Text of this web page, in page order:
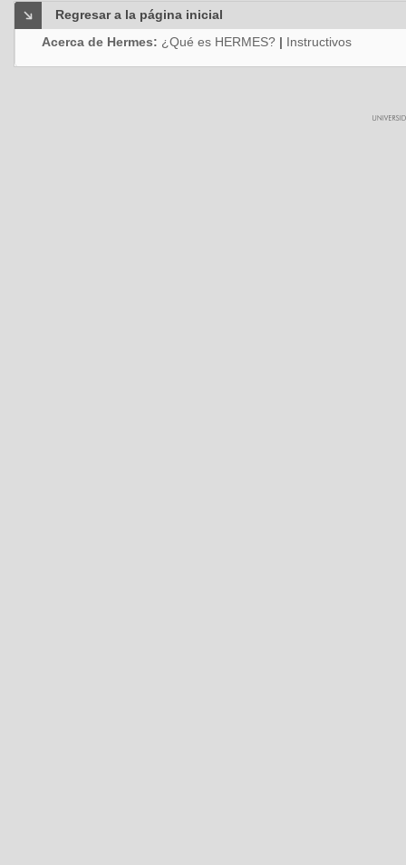
Regresar a la página inicial
Acerca de Hermes: ¿Qué es HERMES? | Instructivos